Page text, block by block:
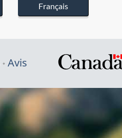
Français
Avis